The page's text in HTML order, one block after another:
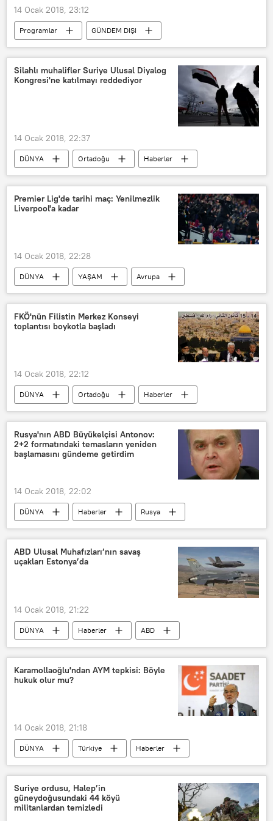
14 Ocak 2018, 23:12
Programlar
GÜNDEM DIŞI
RADYO
Oğuz Atay
Handan İnci
Yıldız Ecevit
Ahmet Hamdi Tanpınar
Silahlı muhalifler Suriye Ulusal Diyalog
Kongresi'ne katılmayı reddediyor
14 Ocak 2018, 22:37
DÜNYA Ortadoğu
Haberler
POLİTİKA
Suriye
Soçi
Rusya
Fateh Hassun
Suriye Ulusal Diyalog Kongresi
Premier Lig'de tarihi maç: Yenilmezlik
Liverpool'a kadar
14 Ocak 2018, 22:28
DÜNYA YAŞAM
Avrupa
SPOR
Haberler
İngiltere
Jürgen Klopp
İlkay Gündoğan
Pep Guardiola
Philippe Coutinho
FKÖ'nün Filistin Merkez Konseyi
toplantısı boykotla başladı
14 Ocak 2018, 22:12
DÜNYA Ortadoğu
Haberler
POLİTİKA
Filistin
Kudüs
Mahmud Abbas
Hamas
Fetih Hareketi
Rusya'nın ABD Büyükelçisi Antonov:
2+2 formatındaki temasların yeniden
başlamasını gündeme getirdim
14 Ocak 2018, 22:02
DÜNYA Haberler
Rusya
ABD
Anatoliy Antonov
Jon Huntsman
ABD Ulusal Muhafızları’nın savaş
uçakları Estonya’da
14 Ocak 2018, 21:22
DÜNYA Haberler
ABD
Estonya
Albay Reyve Valge
Estonya Genelkurmay Başkanlığı
Karamollaoğlu'ndan AYM tepkisi: Böyle
hukuk olur mu?
14 Ocak 2018, 21:18
DÜNYA Türkiye
Haberler
POLİTİKA
TÜRKİYE
Temel Karamollaoğlu
Anayasa Mahkemesi (AYM)
Suriye ordusu, Halep’in
güneydoğusundaki 44 köyü
militanlardan temizledi